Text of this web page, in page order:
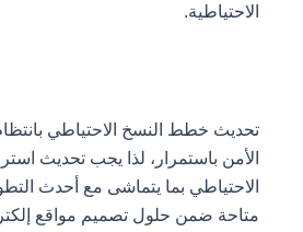
الاحتياطية.
تحديث خطط النسخ الاحتياطي بانتظام:
الأمن باستمرار، لذا يجب تحديث
الاحتياطي بما يتماشى مع أحدث
متاحة ضمن حلول تصميم مواقع